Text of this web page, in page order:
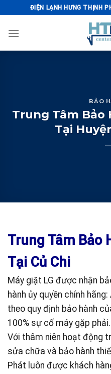
to
content
ĐIỆN LẠNH HƯNG THỊNH
BẢO
Trung Tâm Bảo
Tại
Trung Tâm Bảo
Tại Củ Chi
Máy giặt LG được nhận
hành ủy quyền chính
theo quy định bảo hành
100% sự cố máy gặp phải.
Với thâm niên hoạt động
sửa chữa và bảo hành
Phát luôn được khách